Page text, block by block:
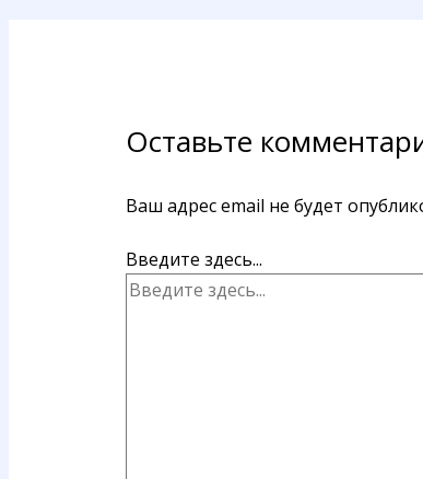
Оставьте
Ваш адрес email не будет
Введите здесь...